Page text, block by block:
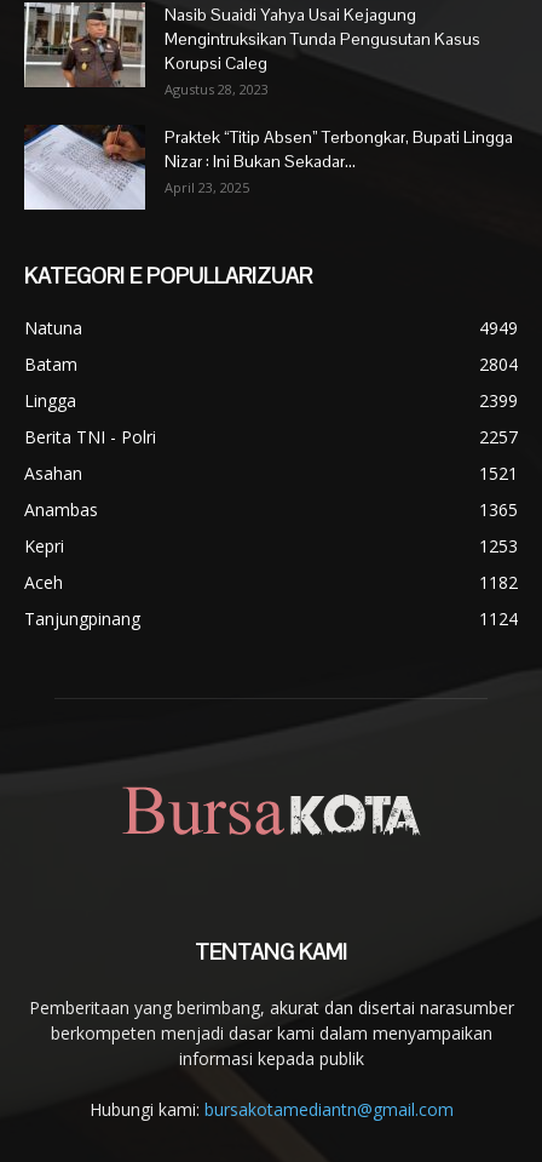
Nasib Suaidi Yahya Usai Kejagung
Mengintruksikan Tunda Pengusutan Kasus
Korupsi Caleg
Agustus 28, 2023
Praktek “Titip Absen” Terbongkar, Bupati Lingga
Nizar : Ini Bukan Sekadar...
April 23, 2025
KATEGORI E POPULLARIZUAR
Natuna
4949
Batam
2804
Lingga
2399
Berita TNI - Polri
2257
Asahan
1521
Anambas
1365
Kepri
1253
Aceh
1182
Tanjungpinang
1124
TENTANG KAMI
Pemberitaan yang berimbang, akurat dan disertai narasumber
berkompeten menjadi dasar kami dalam menyampaikan
informasi kepada publik
Hubungi kami: bursakotamediantn@gmail.com